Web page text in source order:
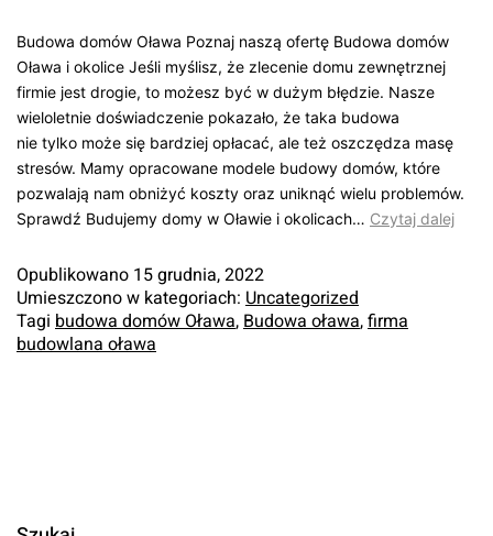
Budowa domów Oława Poznaj naszą ofertę Budowa domów
Oława i okolice Jeśli myślisz, że zlecenie domu zewnętrznej
firmie jest drogie, to możesz być w dużym błędzie. Nasze
wieloletnie doświadczenie pokazało, że taka budowa
nie tylko może się bardziej opłacać, ale też oszczędza masę
stresów. Mamy opracowane modele budowy domów, które
pozwalają nam obniżyć koszty oraz uniknąć wielu problemów.
Sprawdź Budujemy domy w Oławie i okolicach… Czytaj dalej
Opublikowano 15 grudnia, 2022
Umieszczono w kategoriach: Uncategorized
Tagi budowa domów Oława, Budowa oława,firma
budowlana oława